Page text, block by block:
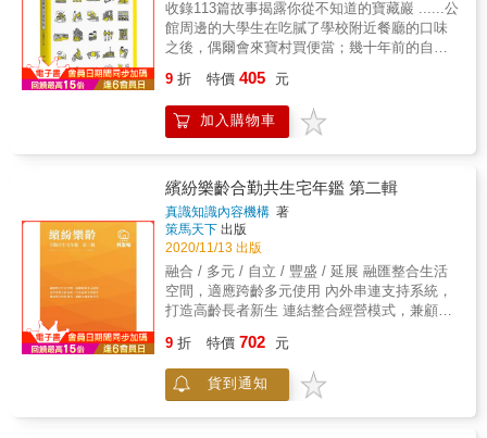
後的具體實踐。如今在臺灣的我們可以透過庫
哈斯親自操刀的最新作品――臺北表演藝術中
心的實體作品，以及他當年探索建築與大都會
的處女力作《譫狂紐約》裡呈現的深刻思索與
收錄早期實驗作品的紙上建築，具體體驗並認
市場，促使旅館設計不斷推陳出，新創意也如
活水般湧現。若想要持續研究地方發展與設計
美學的互動，可從這本《投宿中國精品旅館：
體驗新、舊交融的極上之宿》看見端倪。
更有完整的康養照護系統，提供長者入住評
估、財務規劃及為其量身打造生活照顧方案，
讓長者無需憂心未來生活。 「合勤共生宅」是
一個陪妳我好好慢老的代名詞。以發展社區概
念為核心，人們可以在地養老，晚年人生風華
再現！讓銀髮族的照護功能回歸社區，從在
地、社區出發，結合政府的長照政策，提供共
方。
寶庫。除了知名的巴黎聖母院、艾菲爾鐵塔、
凱旋門、羅浮宮等，更有研究法國建築與藝術
不可不知的聖塞寧大教堂、卡爾卡松城堡、亞
眠主教座堂、雪儂梭河堡、巴黎司法宮⋯⋯卡
築構件都是石塊、磚塊和混凝土三種技術交替
使用的成果，也是羅馬人比歐洲其他地區的建
築技術更先進的例證，甚至能從中發現羅馬人
格的經典。因《鐘樓怪人》聞名於世，鐘樓是
巴黎市區最高的建築物。雖不幸於2019年維修
時發生大火，大部分木結構包括尖塔及大堂的
金字塔形屋頂被燒毀，幸而有豐富歷史價值的
藝術作品全部在維修前都被拆下，得以保存。
羅浮宮——法國文藝復興時期建築和歷史的載
體，經歷了不同王朝、不同政權，多次拆除、
一開始構想的已有很大的分別，但它卻忠實記
錄了三百多年來的歷史變遷。巴黎司法宮——
與巴黎一同成長的文化遺產。法國大革命期
收錄113篇故事揭露你從不知道的寶藏巖 ......公
館周邊的大學生在吃膩了學校附近餐廳的口味
之後，偶爾會來寶村買便當；幾十年前的自來
藏巖還是公館商圈的孩童們都很愛闖入探險；
而同樣和寶藏巖聚落均為法定文化資產的紀州
庵，他們的管理者在面對老房子和地方社區的
牌友打牌的所在，也可以是運動散心的好去
處；對於關注文資保存、居住正義和生態環境
的地方知識分子而言，寶藏巖更是指標性的存
在，它提供了一個讓眾人觀摩學習、反省甚至
是批判的場域。 & 一場以「空間」為題的地方
書寫實驗 集結了各式各樣描述寶藏巖的故事與
其說是一段漫長村落生活史的修補還原，不如
說這樣的文本累積表現出來的其實是一種「情
境式」的空間敘述，讀者可以藉由觀看不同人
像，無論他對於寶藏巖是否熟悉，都可以在閱
讀《隱蔽的空間》這本書之後，重新建構一套
屬於自己的寶藏巖的模樣。 & 【備註一】本書
9 折 特價 405 元
加入購物車
繽紛樂齡合勤共生宅年鑑 第二輯
真識知識內容機構 著
策馬天下 出版
2020/11/13 出版
融合 / 多元 / 自立 / 豐盛 / 延展 融匯整合生活
空間，適應跨齡多元使用 內外串連支持系統，
打造高齡長者新生 連結整合經營模式，兼顧永
熟悉，儼然已成為「優質高齡生活環境」的代
名詞，但其背後所承載的概念、實踐的方法、
營運的體系，多數人仍難得窺其堂奧。打造
9 折 特價 702 元
貨到通知